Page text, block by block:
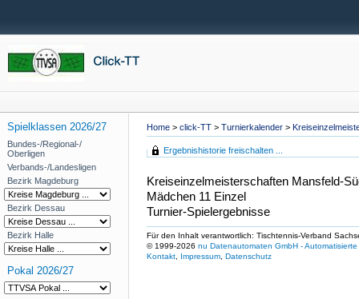
Home > click-TT > Turnierkalender >
Spielklassen 2026/27
Bundes-/Regional-/
Oberligen
Verbands-/Landesligen
Bezirk Magdeburg
Bezirk Dessau
Bezirk Halle
Pokal 2026/27
Ergebnishistorie freischalten ...
Kreiseinzelmeisterschaften Mansfeld-
Mädchen 11 Einzel
Turnier-Spielergebnisse
Für den Inhalt verantwortlich: Tischtennis-Verband
© 1999-2026 nu Datenautomaten GmbH -
Kontakt
Impressum Datenschutz